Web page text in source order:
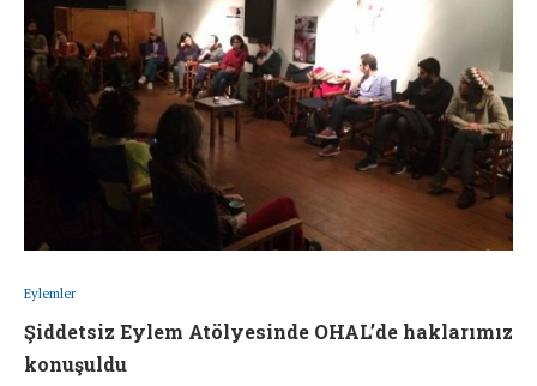
Eylemler
Şiddetsiz Eylem Atölyesinde OHAL’de haklarımız
konuşuldu